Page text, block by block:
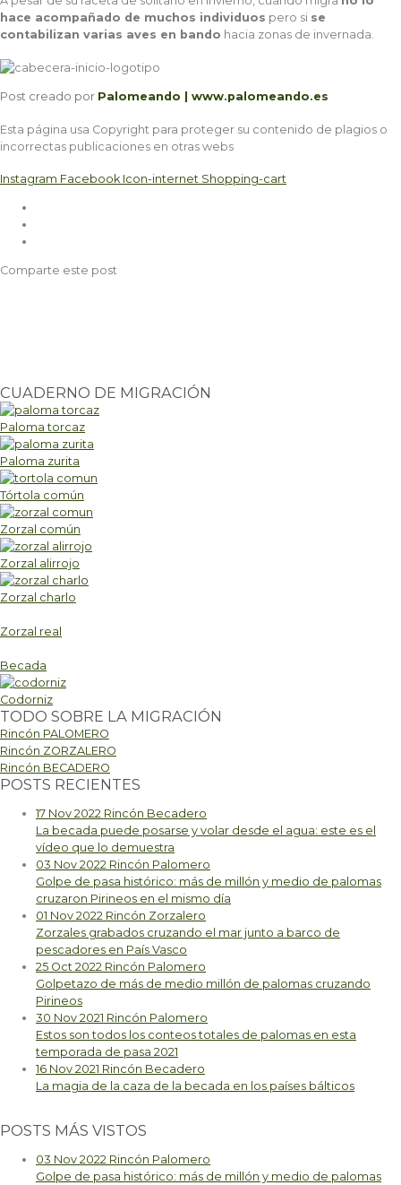
hace acompañado de muchos individuos pero si se
contabilizan varias aves en bando hacia zonas de invernada.
Post creado por Palomeando | www.palomeando.es
Esta página usa Copyright para proteger su contenido de plagios o
incorrectas publicaciones en otras webs
Instagram Facebook Icon-internet Shopping-cart
Comparte este post
CUADERNO DE MIGRACIÓN
Paloma torcaz
Paloma zurita
Tórtola común
Zorzal común
Zorzal alirrojo
Zorzal charlo
Zorzal real
Becada
Codorniz
TODO SOBRE LA MIGRACIÓN
Rincón PALOMERO
Rincón ZORZALERO
Rincón BECADERO
POSTS RECIENTES
17 Nov 2022 Rincón Becadero
La becada puede posarse y volar desde el agua: este es el
vídeo que lo demuestra
03 Nov 2022 Rincón Palomero
Golpe de pasa histórico: más de millón y medio de palomas
cruzaron Pirineos en el mismo día
01 Nov 2022 Rincón Zorzalero
Zorzales grabados cruzando el mar junto a barco de
pescadores en País Vasco
25 Oct 2022 Rincón Palomero
Golpetazo de más de medio millón de palomas cruzando
Pirineos
30 Nov 2021 Rincón Palomero
Estos son todos los conteos totales de palomas en esta
temporada de pasa 2021
16 Nov 2021 Rincón Becadero
La magia de la caza de la becada en los países bálticos
POSTS MÁS VISTOS
03 Nov 2022 Rincón Palomero
Golpe de pasa histórico: más de millón y medio de palomas